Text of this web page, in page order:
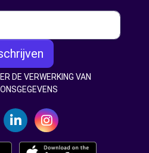
DE VERWERKING VAN